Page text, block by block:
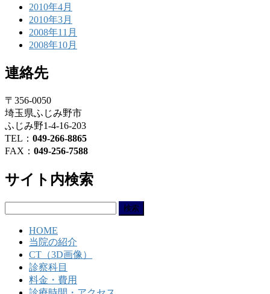
2010年4月
2010年3月
2008年11月
2008年10月
連絡先
〒356-0050
埼玉県ふじみ野市
ふじみ野1-4-16-203
TEL： 049-266-8865
FAX： 049-256-7588
サイト内検索
HOME
当院の紹介
CT（3D画像）
診察科目
料金・費用